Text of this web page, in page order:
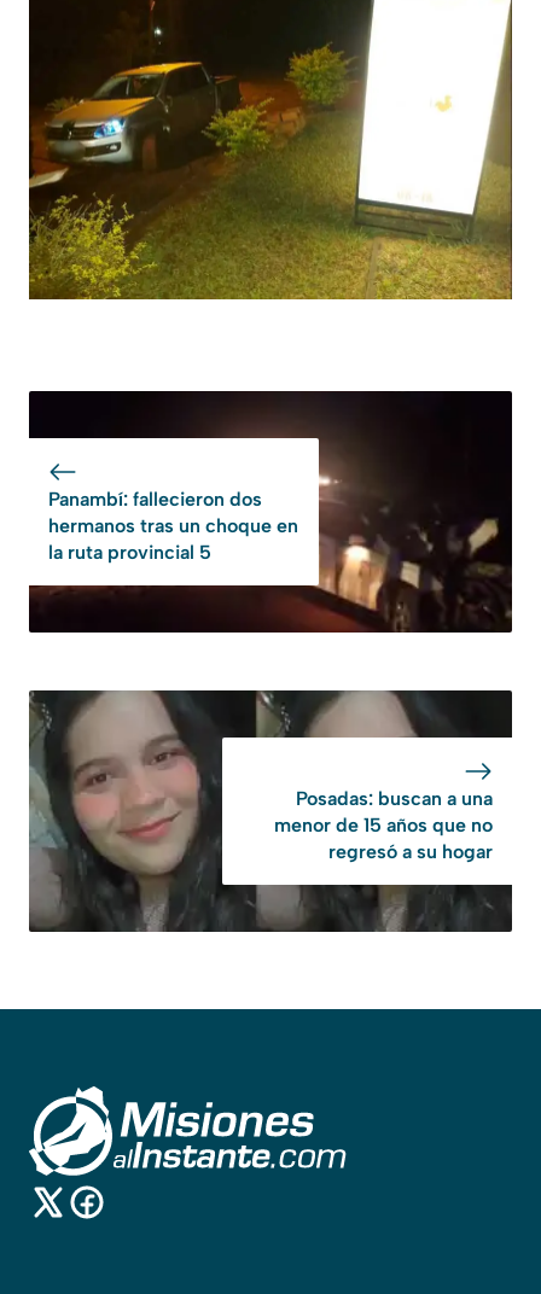
Panambí: fallecieron dos
hermanos tras un choque en
la ruta provincial 5
Posadas: buscan a una
menor de 15 años que no
regresó a su hogar